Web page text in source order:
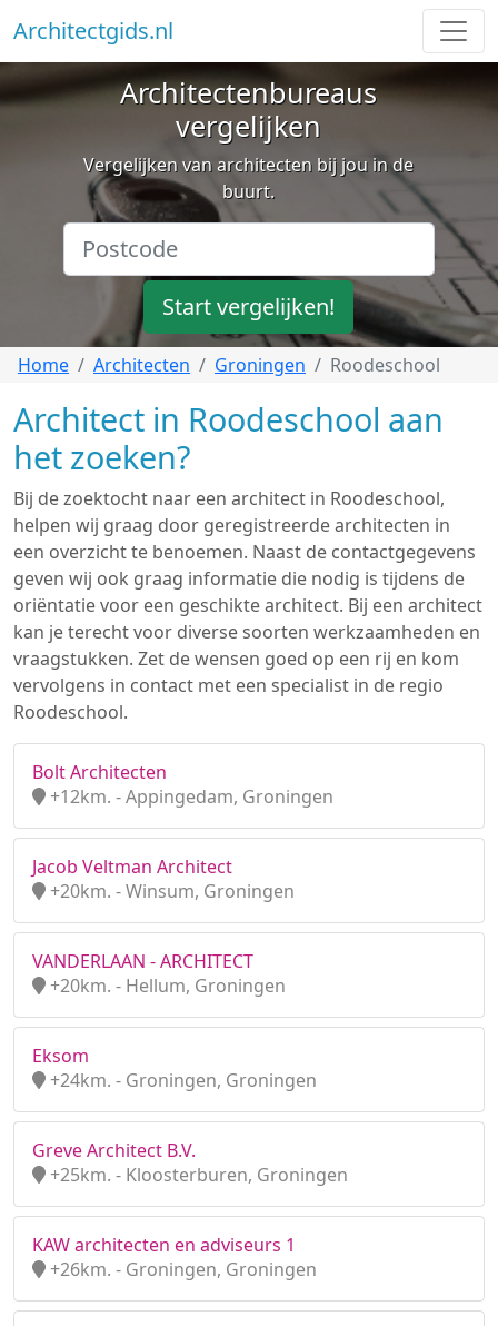
Architectgids.nl
Architectenbureaus
vergelijken
Vergelijken van architecten bij jou in de
buurt.
Start vergelijken!
Home Architecten Groningen Roodeschool
Architect in Roodeschool aan
het zoeken?
Bij de zoektocht naar een architect in Roodeschool,
helpen wij graag door geregistreerde architecten in
een overzicht te benoemen. Naast de contactgegevens
geven wij ook graag informatie die nodig is tijdens de
oriëntatie voor een geschikte architect. Bij een architect
kan je terecht voor diverse soorten werkzaamheden en
vraagstukken. Zet de wensen goed op een rij en kom
vervolgens in contact met een specialist in de regio
Roodeschool.
Bolt Architecten
+12km. - Appingedam, Groningen
Jacob Veltman Architect
+20km. - Winsum, Groningen
VANDERLAAN - ARCHITECT
+20km. - Hellum, Groningen
Eksom
+24km. - Groningen, Groningen
Greve Architect B.V.
+25km. - Kloosterburen, Groningen
KAW architecten en adviseurs 1
+26km. - Groningen, Groningen